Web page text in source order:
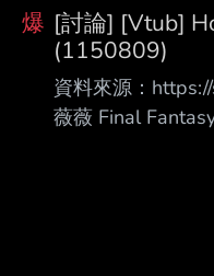
爆 [討論] [Vtub]
(1150809)
資料來源：
薇薇 Final